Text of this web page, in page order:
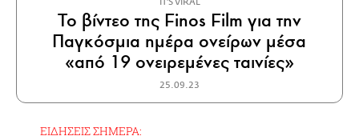
IT'S VIRAL
Το βίντεο της Finos Film για την
Παγκόσμια ημέρα ονείρων μέσα
«από 19 ονειρεμένες ταινίες»
25.09.23
ΕΙΔΗΣΕΙΣ ΣΗΜΕΡΑ: